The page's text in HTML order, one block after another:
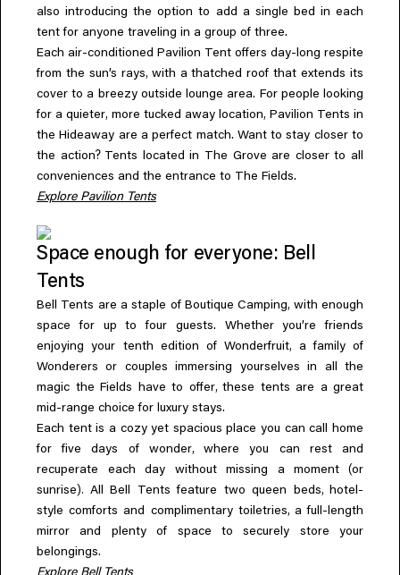
also introducing the option to add a single bed in each
tent for anyone traveling in a group of three.
Each air-conditioned Pavilion Tent offers day-long respite
from the sun’s rays, with a thatched roof that extends its
cover to a breezy outside lounge area. For people looking
for a quieter, more tucked away location, Pavilion Tents in
the Hideaway are a perfect match. Want to stay closer to
the action? Tents located in The Grove are closer to all
conveniences and the entrance to The Fields.
Explore Pavilion Tents
Space enough for everyone: Bell
Tents
Bell Tents are a staple of Boutique Camping, with enough
space for up to four guests. Whether you’re friends
enjoying your tenth edition of Wonderfruit,
a family of
Wonderers or couples immersing yourselves in all the
magic the Fields have to offer, these tents are a great
mid-range choice for luxury stays.
Each tent is a cozy yet spacious place you can call home
for five days of wonder,where you can rest and
recuperate each day without missing a moment
(or
sunrise). All Bell Tents feature two queen beds, hotel-
style comforts and complimentary toiletries, a full-length
mirror and plenty of space to securely store your
belongings.